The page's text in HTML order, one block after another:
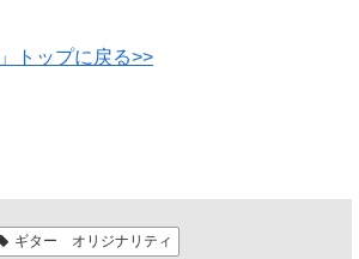
トップに戻る>>
ギター オリジナリティ